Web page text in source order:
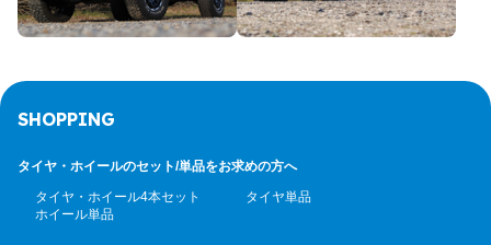
SHOPPING
タイヤ・ホイールのセット/単品をお求めの方へ
タイヤ・ホイール4本セット
タイヤ単品
ホイール単品